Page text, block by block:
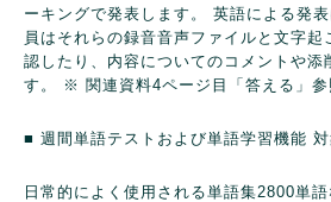
ーキングで発表します。
英語による発
員はそれらの録音音声ファイルと文字起
認したり、内容についてのコメントや添
す。
※ 関連資料4ページ目「答える」参
■ 週間単語テストおよび単語学習機能
日常的によく使用される単語集2800単